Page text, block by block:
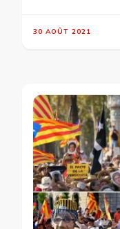
30 AOÛT 2021